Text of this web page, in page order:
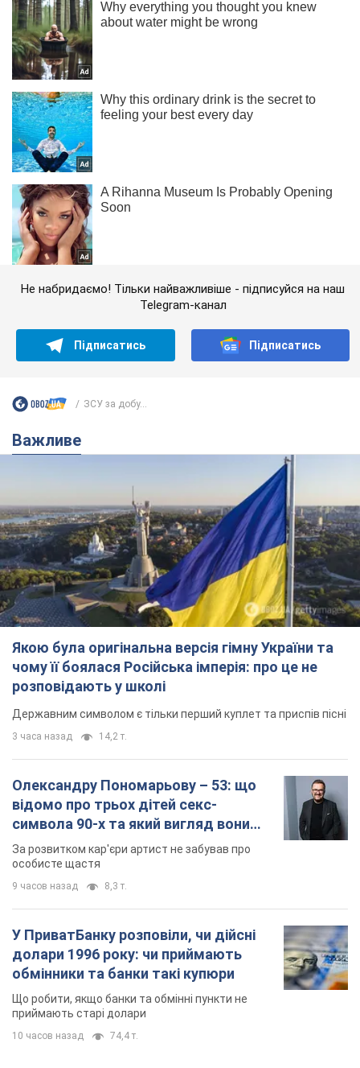
Не набридаємо! Тільки найважливіше - підписуйся на наш
Telegram-канал
Підписатись Підписатись
ЗСУ за добу...
Важливе
Якою була оригінальна версія гімну України та
чому її боялася Російська імперія: про це не
розповідають у школі
Державним символом є тільки перший куплет та приспів пісні
3 часа назад 14,2 т.
Олександру Пономарьову – 53: що
відомо про трьох дітей секс-
символа 90-х та який вигляд вони
мають
За розвитком кар'єри артист не забував про
особисте щастя
9 часов назад 8,3 т.
У ПриватБанку розповіли, чи дійсні
долари 1996 року: чи приймають
обмінники та банки такі купюри
Що робити, якщо банки та обмінні пункти не
приймають старі долари
10 часов назад 74,4 т.